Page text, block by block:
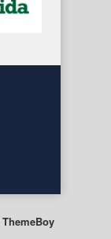
ThemeBoy